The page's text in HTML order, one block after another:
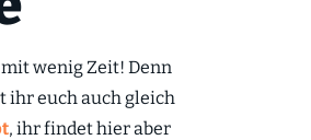
wenig Zeit! Denn
ihr euch auch gleich
, ihr findet hier aber